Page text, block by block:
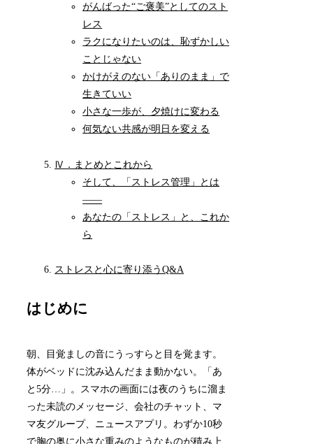
がんばった“ご褒美”としてのスト
レス
ラクになりたいのは、恥ずかしい
ことじゃない
かけがえのない「ありのまま」で
生きていい
小さな一歩が、夕焼けに変わる
何気ない共感が明日を変える
Ⅳ．まとめとこれから
そして、「ストレス管理」とは
――
あなたの「ストレス」と、これか
ら
ストレスと心に寄り添うQ&A
はじめに
朝、目覚ましの音にうっすらと目を覚ます。
体がベッドに沈み込んだまま動かない。「あ
と5分…」。スマホの画面には夜のうちに溜ま
った未読のメッセージ、会社のチャット、マ
マ友グループ、ニュースアプリ。わずか10秒
で胸の奥に小さな重みのようなものが積み上